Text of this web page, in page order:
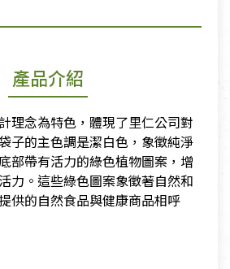
產品介紹
理念為特色，體現了里仁公司對
子的主色調是潔白色，象徵純淨
部帶有活力的綠色植物圖案，增
力。這些綠色圖案象徵著自然和
供的自然食品與健康商品相呼